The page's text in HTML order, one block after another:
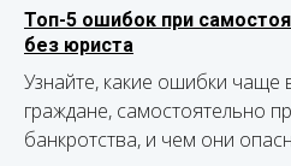
Топ-5 ошибок при
без юриста
Узнайте, какие ошибки
граждане, самостоятельно
банкротства, и чем они